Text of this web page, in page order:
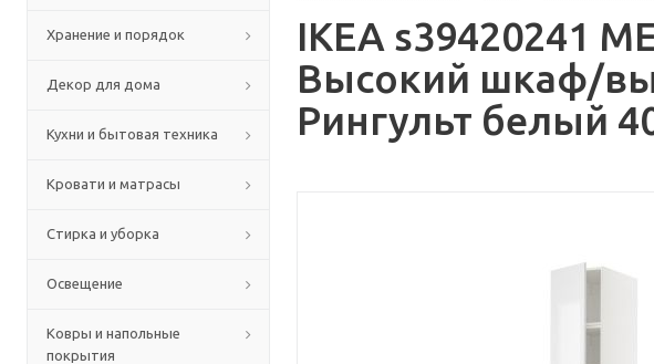
Хранение и порядок
Декор для дома
Кухни и бытовая техника
Кровати и матрасы
Стирка и уборка
Освещение
Ковры и напольные
покрытия
IKEA s39420241
Высокий шкаф/
Рингульт белый